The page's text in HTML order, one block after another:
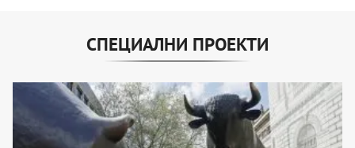
СПЕЦИАЛНИ ПРОЕКТИ